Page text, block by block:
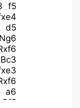
f5
d5
Ng6
Bc3
a6
Rf5